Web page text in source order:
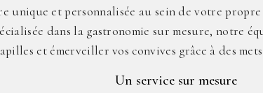
unique et personnalisée au sein de votre
dans la gastronomie sur mesure, notre
et émerveiller vos convives grâce à des
Un service sur mesure